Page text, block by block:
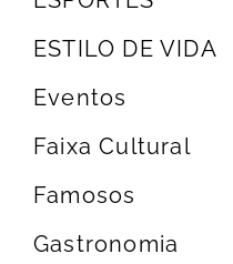
ESTILO DE VIDA
Eventos
Faixa Cultural
Famosos
Gastronomia